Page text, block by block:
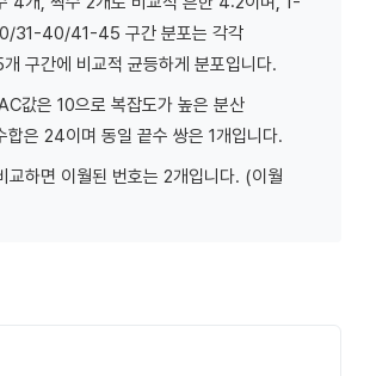
31-40/41-45 구간 분포는 각각
구간에 비교적 균등하게 분포입니다.
값은 10으로 복잡도가 높은 분산
합은 24이며 동일 끝수 쌍은 1개입니다.
교하면 이월된 번호는 2개입니다. (이월